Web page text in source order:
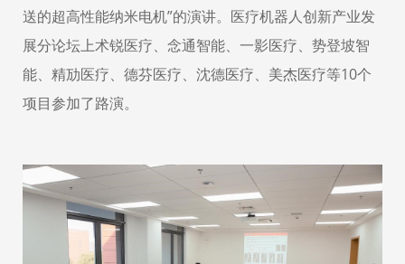
送的超高性能纳米电机”的演讲。医疗机器人创新产业发
展分论坛上术锐医疗、念通智能、一影医疗、势登坡智
能、精劢医疗、德芬医疗、沈德医疗、美杰医疗等10个
项目参加了路演。